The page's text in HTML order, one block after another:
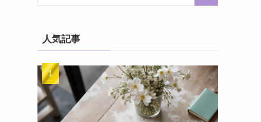
人気記事